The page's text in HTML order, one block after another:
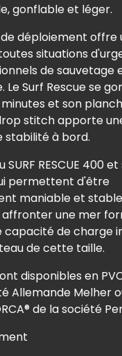
gonflable et léger.
déploiement offre
situations
de sauvetage
Le Surf Rescue se
et son
stitch apporte
à bord.
SURF RESCUE 400
permettent d'être
maniable et
une mer
capacité de charge
de cette taille.
disponibles en
Allemande Melher
de la société